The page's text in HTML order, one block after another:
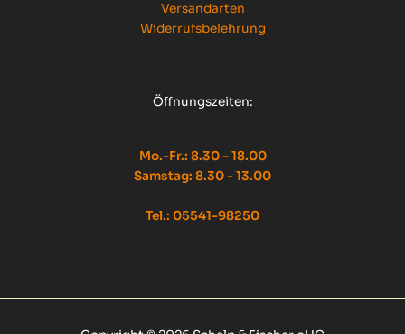
Versandarten
Widerrufsbelehrung
Öffnungszeiten:
Mo.-Fr.: 8.30 - 18.00
Samstag: 8.30 - 13.00
Tel.: 05541-98250